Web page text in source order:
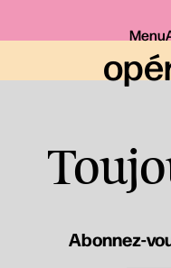
Menu
Abonnez-